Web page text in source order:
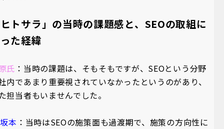
トサラ」の当時の課題感と、SEOの取組に
た経緯
氏 ：当時の課題は、そもそもですが、SEOという分野
内であまり重要視されていなかったというのがあり、
担当者もいませんでした。
本 ：当時はSEOの施策面も過渡期で、施策の方向性に